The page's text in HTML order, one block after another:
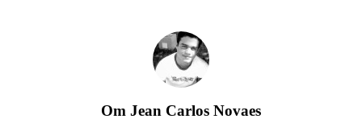
Om Jean Carlos Novaes